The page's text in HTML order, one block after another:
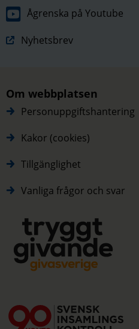
Ågrenska på Youtube
Nyhetsbrev
Om webbplatsen
Personuppgiftshantering
Kakor (cookies)
Tillgänglighet
Vanliga frågor och svar